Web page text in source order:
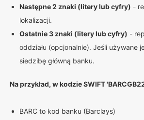
Następne 2 znaki (litery lub cyfry) -
lokalizacji.
Ostatnie 3 znaki (litery lub cyfry) -
oddziału (opcjonalnie). Jeśli używane
siedzibę główną banku.
Na przykład, w kodzie SWIFT
BARC to kod banku (Barclays)